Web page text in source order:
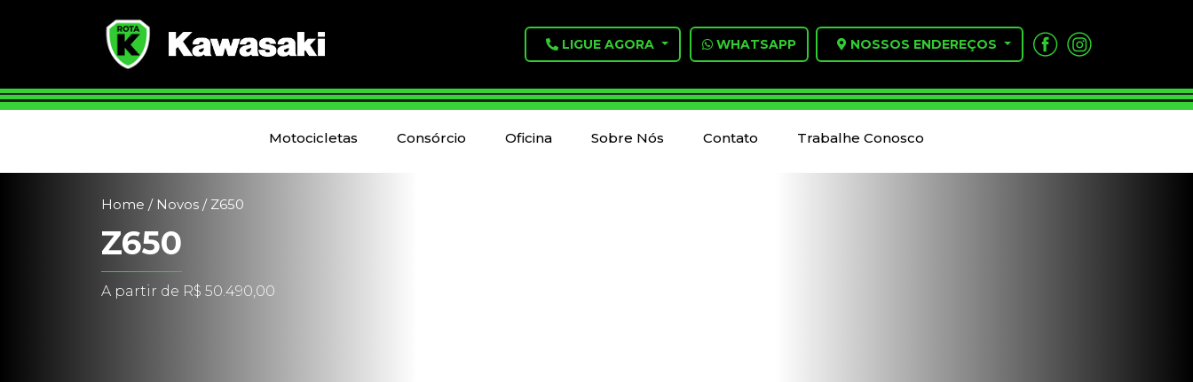
LIGUE AGORA WHATSAPP NOSSOS ENDEREÇOS
Motocicletas Consórcio Oficina Sobre Nós Contato Trabalhe Conosco
Home / Novos / Z650
Z650
A partir de R$ 50.490,00